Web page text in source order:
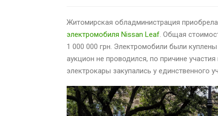
Житомирская обладминистрация
электромобиля Nissan Leaf. Общая
1 000 000 грн. Электромобили были
аукцион не проводился, по причине
электрокары закупались у единственного